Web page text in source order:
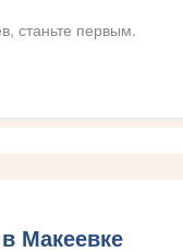
станьте первым.
Макеевке